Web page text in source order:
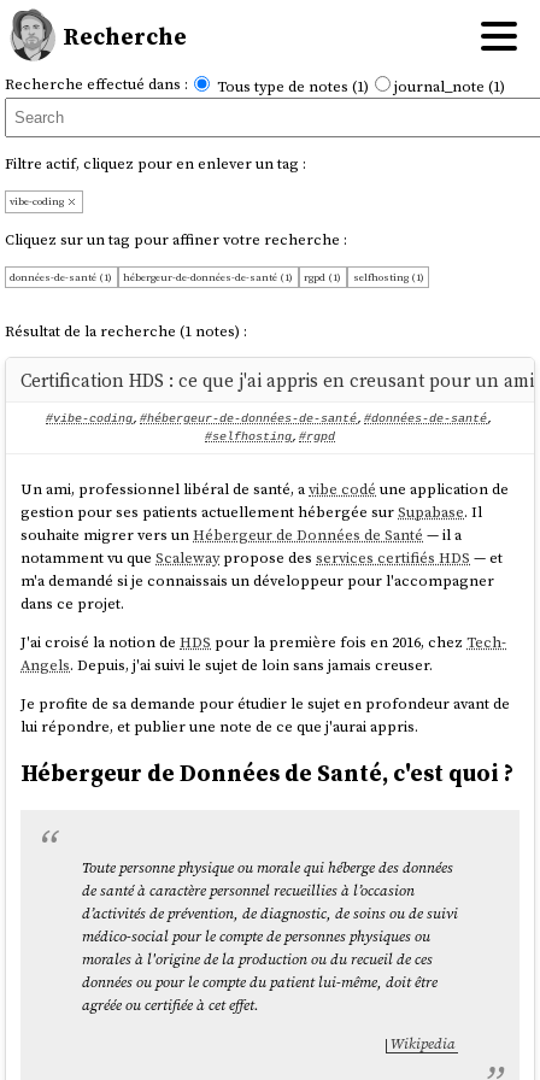
Recherche
Recherche effectué dans : Tous type de notes (1) journal_note (1)
Filtre actif, cliquez pour en enlever un tag :
vibe-coding
Cliquez sur un tag pour affiner votre recherche :
données-de-santé (1) hébergeur-de-données-de-santé (1) rgpd (1) selfhosting (1)
Résultat de la recherche (1 notes) :
Certification HDS : ce que j'ai appris en creusant pour un ami
#vibe-coding, #hébergeur-de-données-de-santé, #données-de-santé,
#selfhosting, #rgpd
Un ami, professionnel libéral de santé, avibe codéune application de
gestion pour ses patients actuellement hébergée surSupabase. Il
souhaite migrer vers unHébergeur de Données de Santé— il a
notamment vu queScalewaypropose desservices certifiés HDS— et
m'a demandé si je connaissais un développeur pour l'accompagner
dans ce projet.
J'ai croisé la notion deHDS pour la première fois en 2016, chezTech-
Angels. Depuis, j'ai suivi le sujet de loin sans jamais creuser.
Je profite de sa demande pour étudier le sujet en profondeur avant de
lui répondre, et publier une note de ce que j'aurai appris.
Hébergeur de Données de Santé, c'est quoi ?
Toute personne physique ou morale qui héberge des données
de santé à caractère personnel recueillies à l’occasion
d’activités de prévention, de diagnostic, de soins ou de suivi
médico-social pour le compte de personnes physiques ou
morales à l'origine de la production ou du recueil de ces
données ou pour le compte du patient lui-même, doit être
agréée ou certifiée à cet effet.
Wikipedia